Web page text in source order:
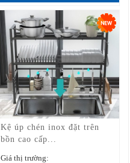
Kệ úp chén inox đặt trên
bồn cao cấp...
Giá thị trường: